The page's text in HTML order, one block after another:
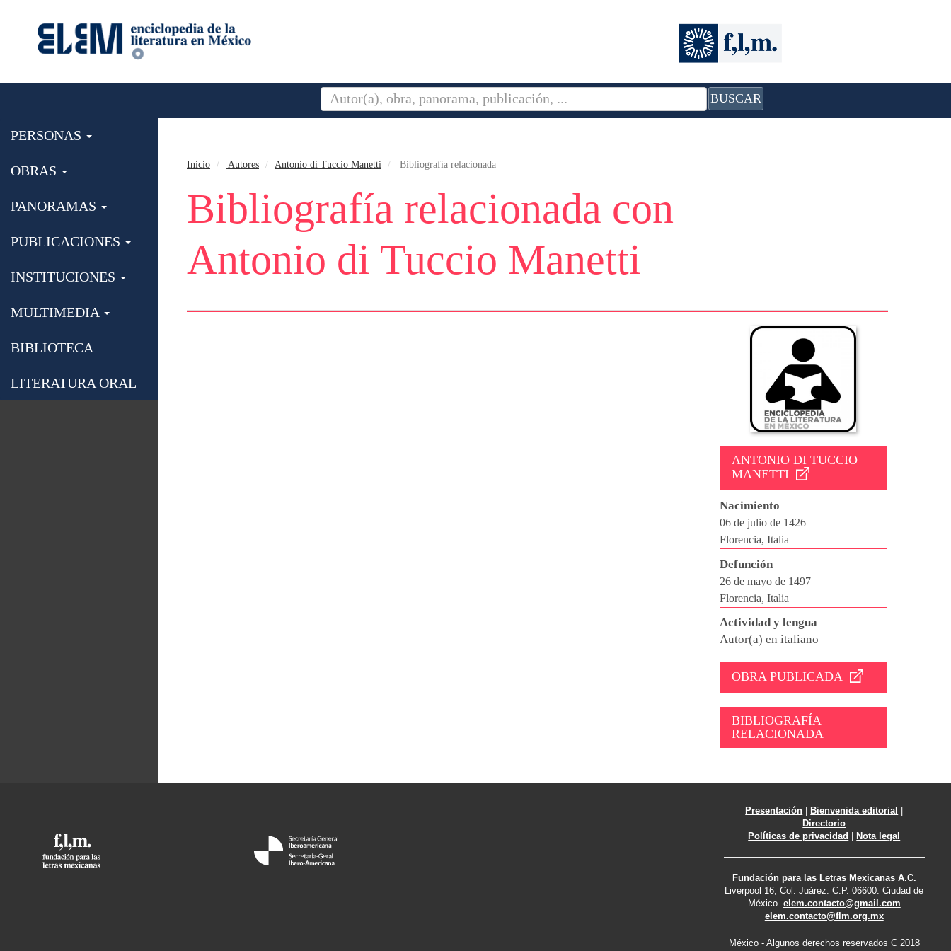
BUSCAR
PERSONAS
OBRAS
PANORAMAS
PUBLICACIONES
INSTITUCIONES
MULTIMEDIA
BIBLIOTECA
LITERATURA ORAL
Inicio Autores Antonio di Tuccio Manetti Bibliografía relacionada
Bibliografía relacionada con
Antonio di Tuccio Manetti
ANTONIO DI TUCCIO
MANETTI
Nacimiento
06 de julio de 1426
Florencia, Italia
Defunción
26 de mayo de 1497
Florencia, Italia
Actividad y lengua
Autor(a) en italiano
OBRA PUBLICADA
BIBLIOGRAFÍA
RELACIONADA
Presentación Bienvenida editorial
Directorio
Políticas de privacidad
Nota legal
Fundación para las Letras Mexicanas A.C.
Liverpool 16, Col. Juárez. C.P. 06600. Ciudad de
México. elem.contacto@gmail.com
elem.contacto@flm.org.mx
México - Algunos derechos reservados C 2018